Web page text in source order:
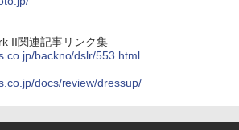
II関連記事リンク集
backno/dslr/553.html
docs/review/dressup/